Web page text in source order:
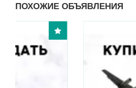
ПОХОЖИЕ ОБЪЯВЛЕНИЯ